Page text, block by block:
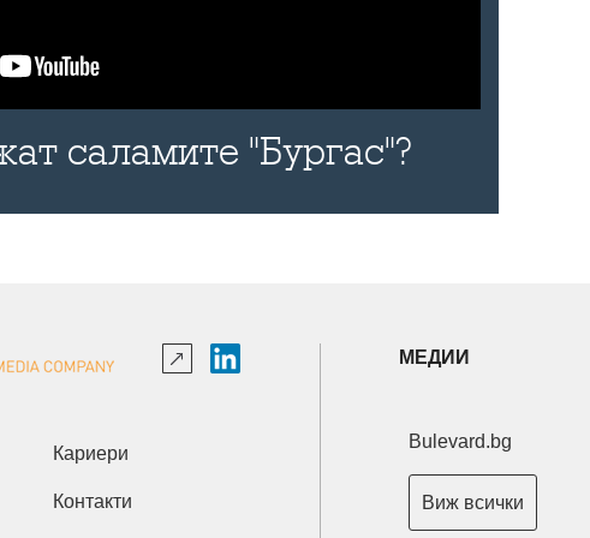
саламите "Бургас"?
Кариери
Контакти
МЕДИИ
Bulevard.bg
Виж всички